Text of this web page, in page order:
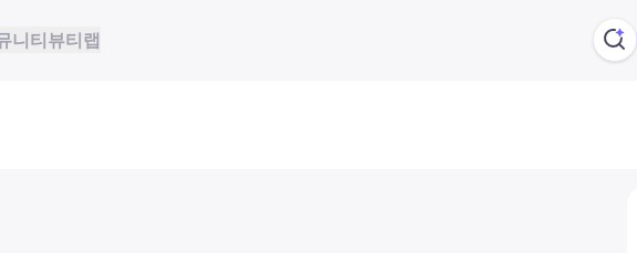
니티뷰티랩